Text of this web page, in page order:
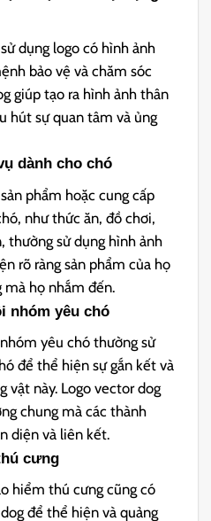
dụng logo có hình ảnh
bảo vệ và chăm sóc
giúp tạo ra hình ảnh thân
hút sự quan tâm và ủng
dành cho chó
phẩm hoặc cung cấp
như thức ăn, đồ chơi,
thường sử dụng hình ảnh
rõ ràng sản phẩm của họ
mà họ nhắm đến.
nhóm yêu chó
yêu chó thường sử
để thể hiện sự gắn kết và
vật này. Logo vector dog
chung mà các thành
diện và liên kết.
cưng
hiểm thú cưng cũng có
để thể hiện và quảng